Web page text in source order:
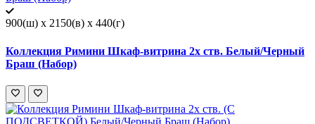
900(ш) x 2150(в) x 440(г)
Коллекция Римини Шкаф-витрина 2х ств. Белый/Черный
Браш (Набор)